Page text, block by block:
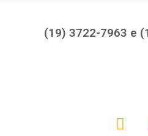
(19) 3722-7963 e